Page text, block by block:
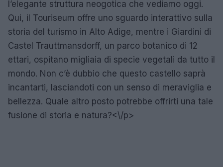
l’elegante struttura neogotica che vediamo oggi.
Qui, il Touriseum offre uno sguardo interattivo sulla
storia del turismo in Alto Adige, mentre i Giardini di
Castel Trauttmansdorff, un parco botanico di 12
ettari, ospitano migliaia di specie vegetali da tutto il
mondo. Non c’è dubbio che questo castello saprà
incantarti, lasciandoti con un senso di meraviglia e
bellezza. Quale altro posto potrebbe offrirti una tale
fusione di storia e natura?<\/p>